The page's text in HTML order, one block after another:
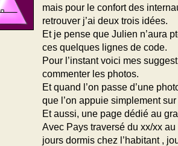
mais pour le confort des
retrouver j’ai deux trois idées.
Et je pense que Julien n’aura
ces quelques lignes de code.
Pour l’instant voici mes
commenter les photos.
Et quand l’on passe d’une
que l’on appuie simplement
Et aussi, une page dédié au
Avec Pays traversé du xx/xx
jours dormis chez l’habitant ,